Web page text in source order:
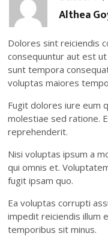
Althea
Dolores sint reiciendis
consequuntur aut est
sunt tempora
voluptas maiores
Fugit dolores iure eum
molestiae sed ratione.
reprehenderit.
Nisi voluptas ipsum a
qui omnis et.
fugit ipsam quo.
Ea voluptas corrupti
impedit reiciendis illum
temporibus sit minus.